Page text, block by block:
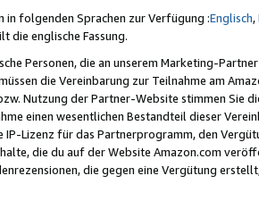
in folgenden Sprachen zur Verfügung :Englisch,
die englische Fassung.
Personen, die an unserem Marketing-
die Vereinbarung zur Teilnahme am
Nutzung der Partner-Website stimmen Sie
einen wesentlichen Bestandteil dieser
IP-Lizenz für das Partnerprogramm, den
die du auf der Website Amazon.com
die gegen eine Vergütung